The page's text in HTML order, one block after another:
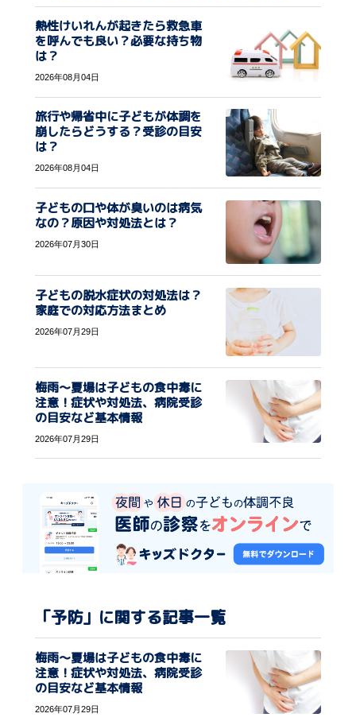
熱性けいれんが起きたら救急車
を呼んでも良い？必要な持ち物
は？
2026年08月04日
旅行や帰省中に子どもが体調を
崩したらどうする？受診の目安
は？
2026年08月04日
子どもの口や体が臭いのは病気
なの？原因や対処法とは？
2026年07月30日
子どもの脱水症状の対処法は？
家庭での対応方法まとめ
2026年07月29日
梅雨〜夏場は子どもの食中毒に
注意！症状や対処法、病院受診
の目安など基本情報
2026年07月29日
「予防」に関する記事一覧
梅雨〜夏場は子どもの食中毒に
注意！症状や対処法、病院受診
の目安など基本情報
2026年07月29日